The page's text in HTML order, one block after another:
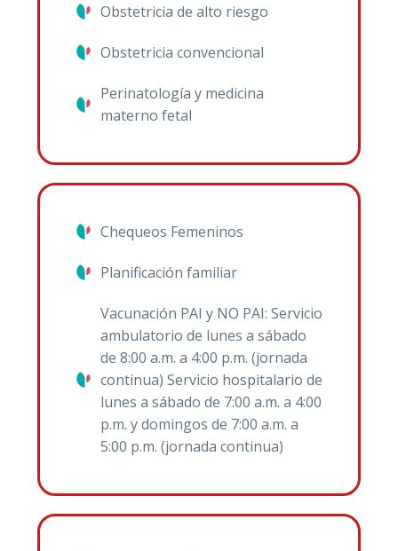
Jurídica
Canal de
Obstetricia de alto riesgo
Obstetricia convencional
Perinatología y medicina
materno fetal
Chequeos Femeninos
Planificación familiar
Vacunación PAI y NO PAI: Servicio
ambulatorio de lunes a sábado
de 8:00 a.m. a 4:00 p.m. (jornada
continua) Servicio hospitalario de
lunes a sábado de 7:00 a.m. a 4:00
p.m. y domingos de 7:00 a.m. a
5:00 p.m. (jornada continua)